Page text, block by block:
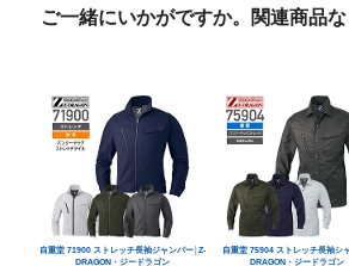
ご一緒にいかがですか。関連商品
自重堂 71900 ストレッチ長袖ジャンパー│Z-
DRAGON・ジードラゴン
自重堂 75904 ストレッチ長袖シ
DRAGON・ジードラゴン